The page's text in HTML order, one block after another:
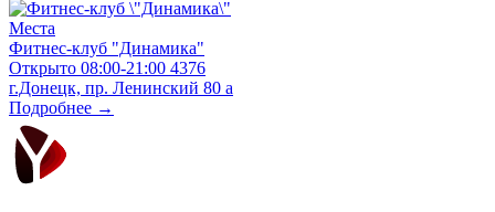
Места
Фитнес-клуб "Динамика"
Открыто 08:00-21:00 4376
г.Донецк, пр. Ленинский 80 а
Подробнее →